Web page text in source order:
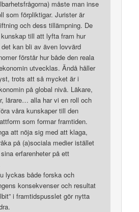
måste man inse
som förpliktigar. Jurister är
och dess tillämpning. De
till att lyfta fram hur
kan bli av även lovvärd
förstår hur både den reala
utvecklas. Ändå håller
trots att så mycket är i
på global nivå. Läkare,
lärare… alla har vi en roll och
våra kunskaper till den
som formar framtiden.
att nöja sig med att klaga,
på (a)sociala medier istället
erfarenheter på ett
lyckas både forska och
konsekvenser och resultat
i framtidspusslet gör nytta